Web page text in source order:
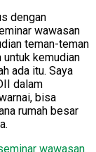
dengan
wawasan
teman-teman
kemudian
ada itu. Saya
dalam
bisa
rumah besar
wawasan